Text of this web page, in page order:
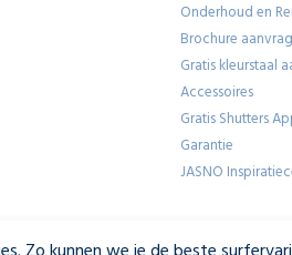
Onderhoud en
Brochure
Gratis kleurstaal
Accessoires
Gratis Shutters
Garantie
JASNO